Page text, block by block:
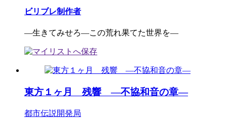
ビリブレ制作者
―生きてみせろ―この荒れ果てた世界を―
東方１ヶ月 残響 ―不協和音の章―
都市伝説開発局